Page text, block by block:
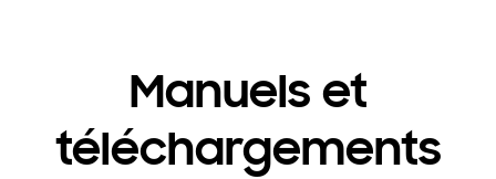
Manuels et
téléchargements